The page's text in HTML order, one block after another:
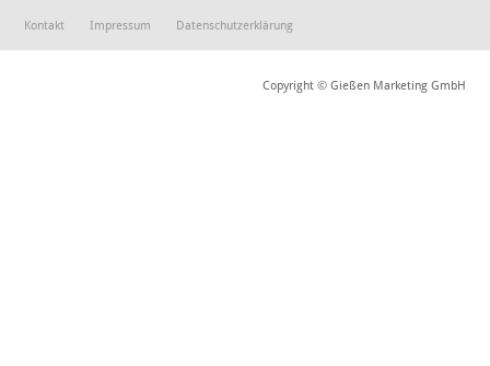
Kontakt Impressum Datenschutzerklärung
Copyright © Gießen Marketing GmbH